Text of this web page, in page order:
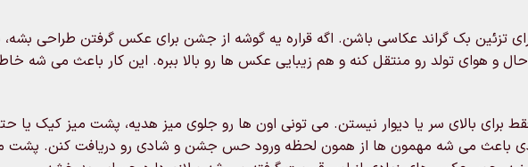
تزئین بک گراند عکاسی باشن. اگه قراره یه گوشه از جشن برای عکس گرفتن طراحی
و هوای تولد رو منتقل کنه و هم زیبایی عکس ها رو بالا ببره. این کار باعث می شه
برای بالای سر یا دیوار نیستن. می تونی اون ها رو جلوی میز هدیه، پشت میز کیک یا
می شه مهمون ها از همون لحظه ورود حس جشن و شادی رو دریافت کنن. پشت